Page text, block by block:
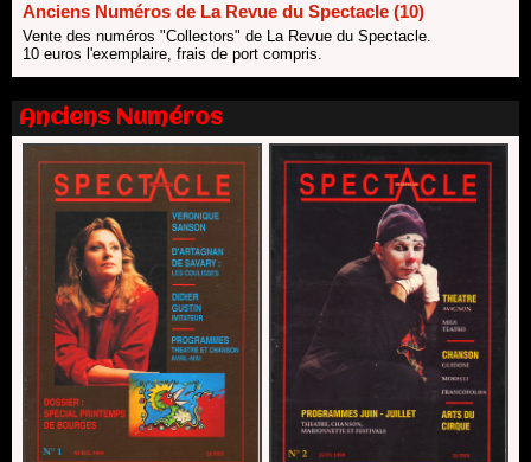
Les 10 lauréats du Fonds Grandes Formes Théâtre 2026
SACD
13/06/2026
Nomination de Nathalie Garraud et Olivier Saccomano à la
direction du Théâtre de Gennevilliers - CDN
13/06/2026
Dispositif SACD Auteurs d'espaces : les lauréats 2026
18/03/2026
Anciens Numéros de La Revue du Spectacle (10)
Vente des numéros "Collectors" de La Revue du Spectacle.
10 euros l'exemplaire, frais de port compris.
Anciens Numéros